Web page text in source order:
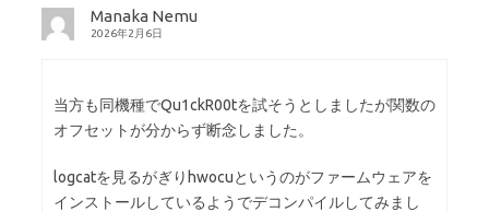
Manaka Nemu
2026年2月6日
当方も同機種でQu1ckR00tを試そうとしましたが関数の
オフセットが分からず断念しました。
logcatを見るがぎりhwocuというのがファームウェアを
インストールしているようでデコンパイルしてみまし